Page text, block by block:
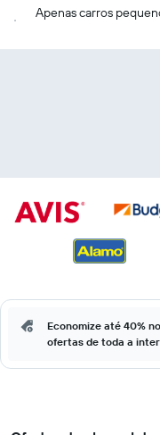
Apenas carros
Economize até 40%
ofertas de toda a